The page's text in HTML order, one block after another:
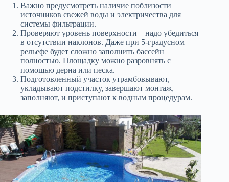
Важно предусмотреть наличие поблизости
источников свежей воды и электричества для
системы фильтрации.
Проверяют уровень поверхности – надо убедиться
в отсутствии наклонов. Даже при 5-градусном
рельефе будет сложно заполнить бассейн
полностью. Площадку можно разровнять с
помощью дерна или песка.
Подготовленный участок утрамбовывают,
укладывают подстилку, завершают монтаж,
заполняют, и приступают к водным процедурам.